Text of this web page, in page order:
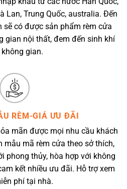
Lan, Trung Quốc, australia. Đến
sẽ có được sản phẩm rèm cửa
gian nội thất, đem đến sinh khí
gian.
RÈM-GIÁ ƯU ĐÃI
mãn được mọi nhu cầu khách
mẫu mã rèm cửa theo sở thích,
phong thủy, hòa hợp với không
kết nhiều ưu đãi. Hỗ trợ xem
phí tại nhà.